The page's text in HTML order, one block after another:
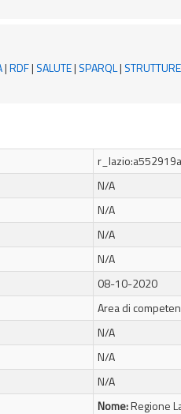
|RDF| SALUTE| SPARQL|
N/A
N/A
N/A
N/A
08-10-2020
Area di
N/A
N/A
N/A
Nome:Regione